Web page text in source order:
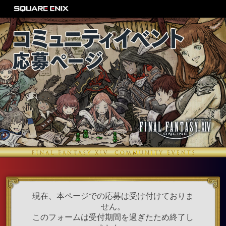
現在、本ページでの応募は受け付けておりま
せん。
このフォームは受付期間を過ぎたため終了し